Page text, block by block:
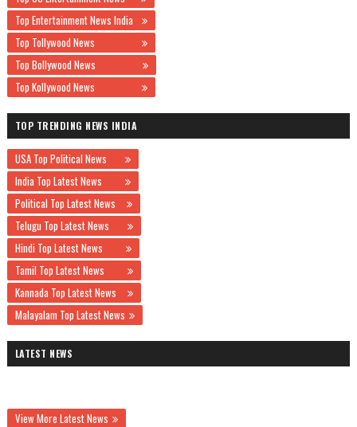
Top Entertainment News India
Top Tollywood News
Top Bollywood News
Top Kollywood News
TOP TRENDING NEWS INDIA
USA Top Political News
India Top Latest News
Political Top Latest News
Telugu Top Latest News
Hindi Top Latest News
Tamil Top Latest News
Kannada Top Latest News
Malayalam Top Latest News
LATEST NEWS
View More Latest News